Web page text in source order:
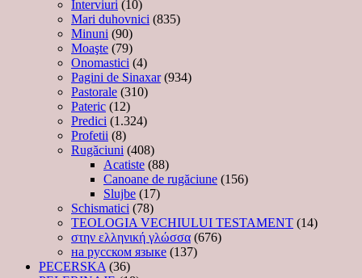
Interviuri (10)
Mari duhovnici (835)
Minuni (90)
Moaşte (79)
Onomastici (4)
Pagini de Sinaxar(934)
Pastorale (310)
Pateric (12)
Predici (1.324)
Profetii (8)
Rugăciuni (408)
Acatiste (88)
Canoane de rugăciune (156)
Slujbe (17)
Schismatici (78)
TEOLOGIA VECHIULUI TESTAMENT (14)
στην ελληνική γλώσσα (676)
на русском языке (137)
PECERSKA (36)